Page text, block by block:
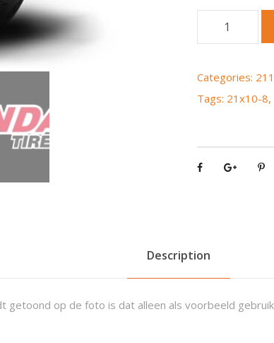
d
K
2
2
1
Categories:
Tags: 21x10-8,
Description
getoond op de foto is dat alleen als voorbeeld